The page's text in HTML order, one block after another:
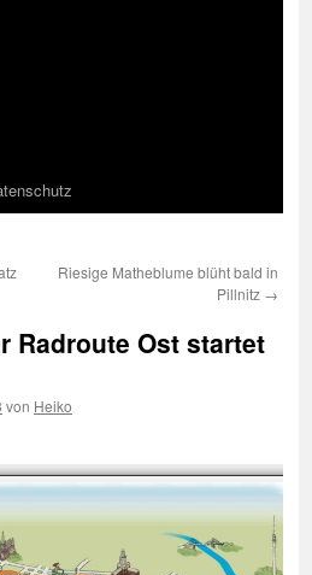
Riesige Matheblume blüht bald in
Pillnitz →
Radroute Ost startet
von Heiko